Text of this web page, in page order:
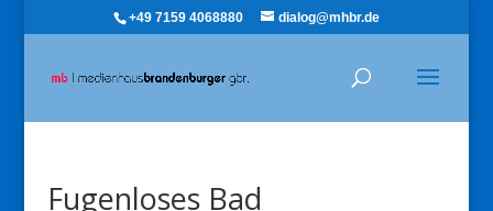
+49 7159 4068880 dialog@mhbr.de
Fugenloses Bad